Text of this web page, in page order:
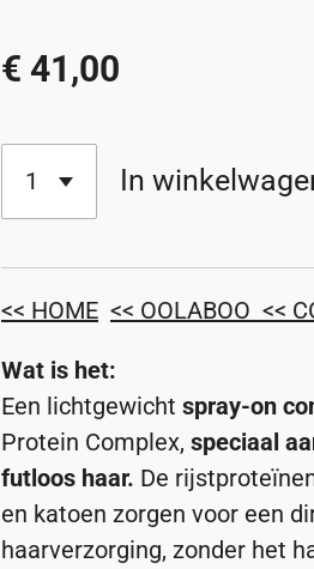
€ 41,00
In
<< HOME << OOLABOO <<
Wat is het:
Een lichtgewicht spray-on
Protein Complex, speciaal
futloos haar. De
en katoen zorgen voor een
haarverzorging, zonder het